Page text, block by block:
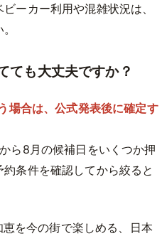
ーカー利用や混雑状況は、
ても大丈夫ですか？
場合は、公式発表後に確定す
ら8月の候補日をいくつか押
条件を確認してから絞ると
を今の街で楽しめる、日本